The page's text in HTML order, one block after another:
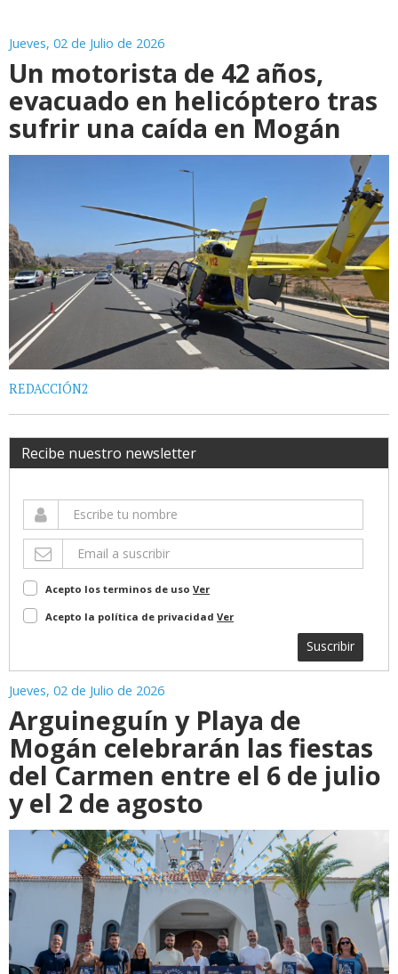
Jueves, 02 de Julio de 2026
Un motorista de 42 años,
evacuado en helicóptero tras
sufrir una caída en Mogán
REDACCIÓN2
Recibe nuestro newsletter
Acepto los terminos de uso Ver
Acepto la política de privacidad Ver
Suscribir
Jueves, 02 de Julio de 2026
Arguineguín y Playa de
Mogán celebrarán las fiestas
del Carmen entre el 6 de julio
y el 2 de agosto